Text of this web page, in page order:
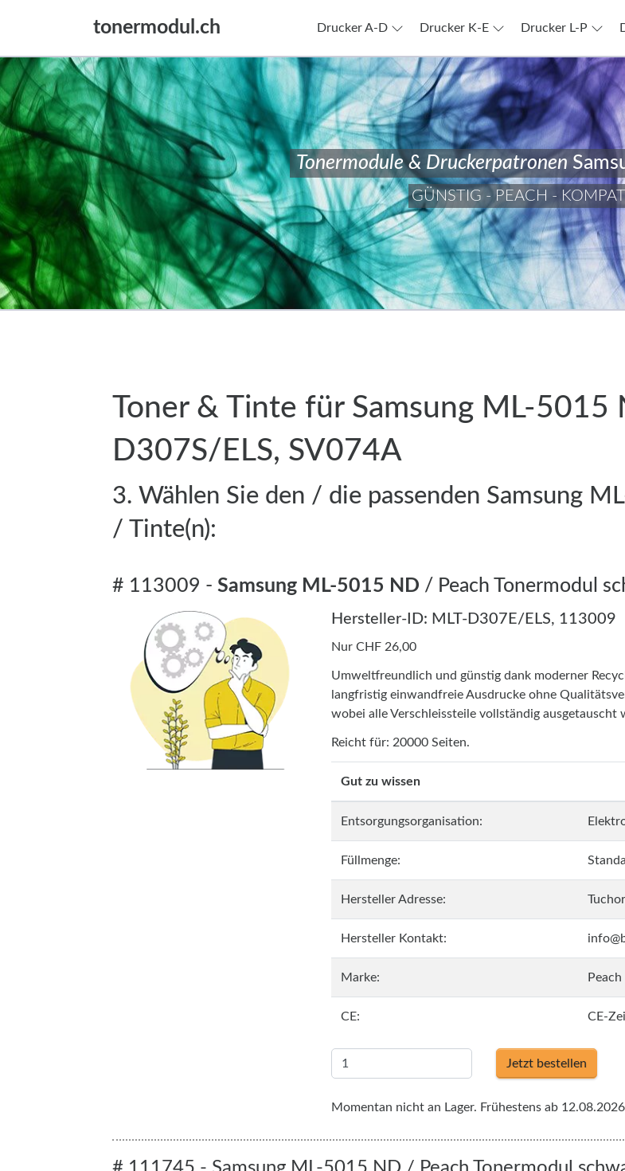
tonermodul.ch Drucker A-D Drucker K-E Drucker L-P
Tonermodule & Druckerpatronen
GÜNSTIG - PEACH -
Toner & Tinte für Samsung ML-5015
D307S/ELS, SV074A
3. Wählen Sie den / die passenden Samsung
/ Tinte(n):
# 113009 - Samsung ML-5015 ND / Peach Tonermodul
Hersteller-ID: MLT-D307E/ELS, 113009
Nur CHF 26,00
Umweltfreundlich und günstig dank moderner
langfristig einwandfreie Ausdrucke ohne
wobei alle Verschleissteile vollständig ausgetauscht
Reicht für: 20000 Seiten.
Gut zu wissen
Entsorgungsorganisation:
Füllmenge:
Hersteller Adresse:
Hersteller Kontakt:
Marke: Peach
CE: CE-
Jetzt bestellen
Momentan nicht an Lager. Frühestens ab